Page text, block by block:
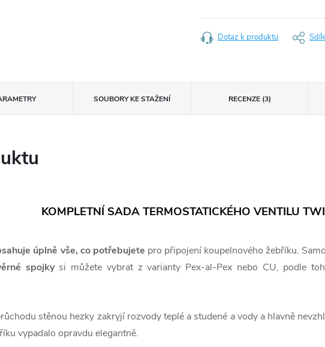
cena:
Dotaz k produktu
SOUBORY KE STAŽENÍ RECENZE (3)
KOMPLETNÍ SADA TERMOSTATICKÉHO VENTILU
úplně vše, co potřebujete pro připojení koupelnového žebříku.
spojkysi můžete vybrat z varianty Pex-al-Pex nebo CU, podle
stěnou hezky zakryjí rozvody teplé a studené a vody a hlavně
vypadalo opravdu elegantně.